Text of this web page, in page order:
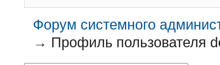
Форум системного
→ Профиль пользователя